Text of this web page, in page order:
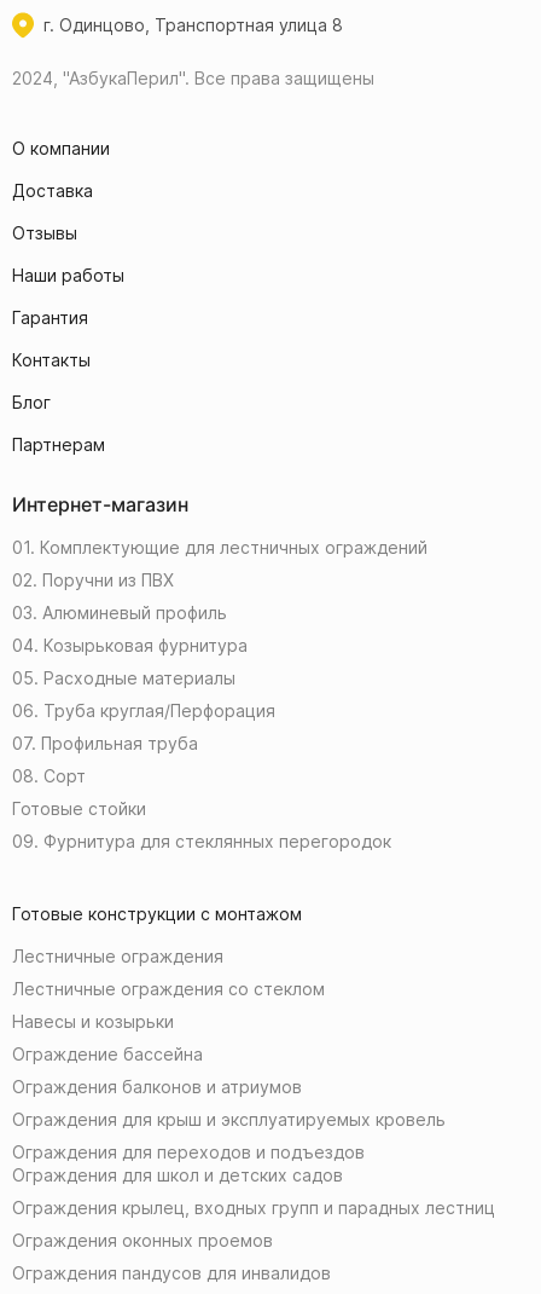
г. Одинцово, Транспортная улица 8
2024, "АзбукаПерил". Все права защищены
О компании
Доставка
Отзывы
Наши работы
Гарантия
Контакты
Блог
Партнерам
Интернет-магазин
01. Комплектующие для лестничных ограждений
02. Поручни из ПВХ
03. Алюминевый профиль
04. Козырьковая фурнитура
05. Расходные материалы
06. Труба круглая/Перфорация
07. Профильная труба
08. Сорт
Готовые стойки
09. Фурнитура для стеклянных перегородок
Готовые конструкции с монтажом
Лестничные ограждения
Лестничные ограждения со стеклом
Навесы и козырьки
Ограждение бассейна
Ограждения балконов и атриумов
Ограждения для крыш и эксплуатируемых кровель
Ограждения для переходов и подъездов
Ограждения для школ и детских садов
Ограждения крылец, входных групп и парадных лестниц
Ограждения оконных проемов
Ограждения пандусов для инвалидов